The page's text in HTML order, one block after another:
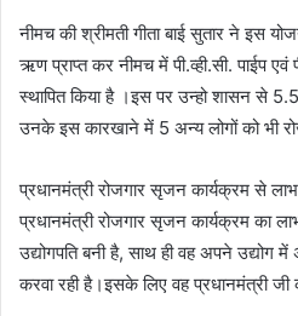
नीमच की श्रीमती गीता बाई सुतार ने इस
ऋण प्राप्त कर नीमच में पी.व्‍ही.सी. पाईप एवं
स्‍थापित किया है ।इस पर उन्‍हो शासन से
उनके इस कारखाने में 5 अन्‍य लोगों को भी
प्रधानमंत्री रोजगार सृजन कार्यक्रम से
प्रधानमंत्री रोजगार सृजन कार्यक्रम
उद्योगपति बनी है, साथ ही वह अपने उद्योग
करवा रही है।इसके लिए वह प्रधानमंत्री जी